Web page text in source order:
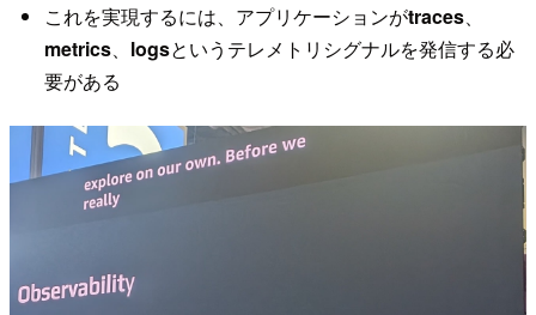
これを実現するには、アプリケーションがtraces、
metrics、 logsというテレメトリシグナルを発信する必
要がある